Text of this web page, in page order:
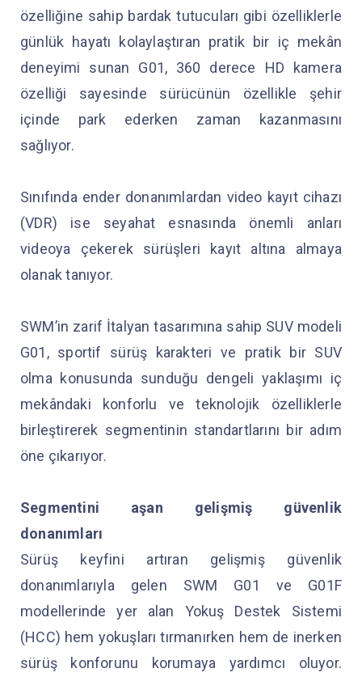
özelliğine sahip bardak tutucuları gibi özelliklerle
günlük hayatı kolaylaştıran pratik bir iç mekân
deneyimi sunan G01, 360 derece HD kamera
özelliği sayesinde sürücünün özellikle şehir
içinde park ederken zaman kazanmasını
sağlıyor.
Sınıfında ender donanımlardan video kayıt cihazı
(VDR) ise seyahat esnasında önemli anları
videoya çekerek sürüşleri kayıt altına almaya
olanak tanıyor.
SWM’in zarif İtalyan tasarımına sahip SUV modeli
G01, sportif sürüş karakteri ve pratik bir SUV
olma konusunda sunduğu dengeli yaklaşımı iç
mekândaki konforlu ve teknolojik özelliklerle
birleştirerek segmentinin standartlarını bir adım
öne çıkarıyor.
Segmentini aşan gelişmiş güvenlik
donanımları
Sürüş keyfini artıran gelişmiş güvenlik
donanımlarıyla gelen SWM G01 ve G01F
modellerinde yer alan Yokuş Destek Sistemi
(HCC) hem yokuşları tırmanırken hem de inerken
sürüş konforunu korumaya yardımcı oluyor.